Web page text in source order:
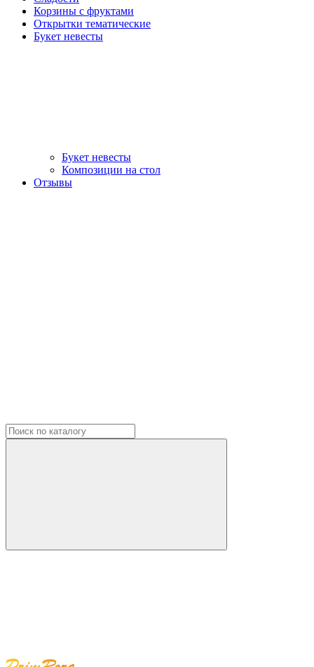
Корзины с фруктами
Открытки тематические
Букет невесты
Букет невесты
Композиции на стол
Отзывы